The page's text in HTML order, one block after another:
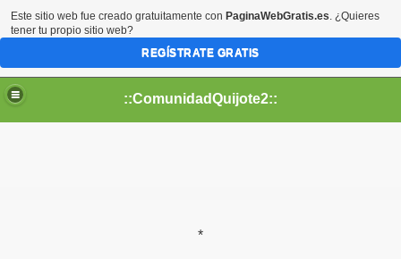
::ComunidadQuijote2::
*
Este sitio web fue creado gratuitamente con PaginaWebGratis.es. ¿Quieres
tener tu propio sitio web?
REGÍSTRATE GRATIS